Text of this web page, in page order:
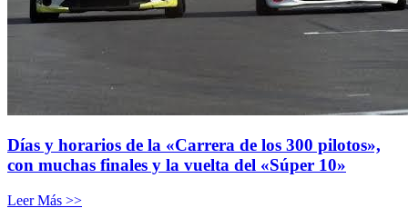
Días y horarios de la «Carrera de los 300 pilotos»,
con muchas finales y la vuelta del «Súper 10»
Leer Más >>